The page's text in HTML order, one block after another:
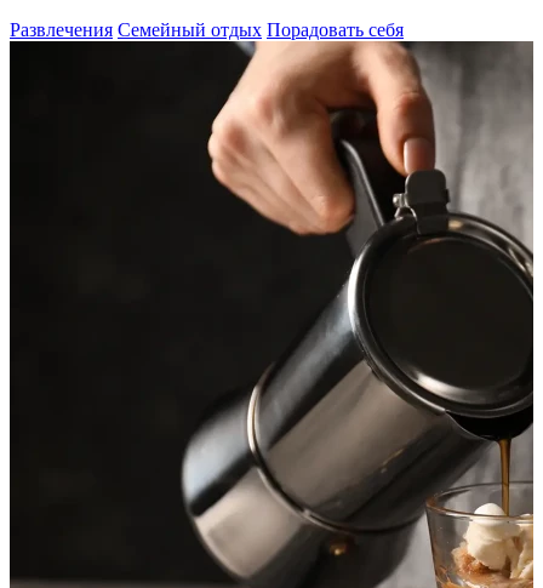
Развлечения Семейный отдых Порадовать себя